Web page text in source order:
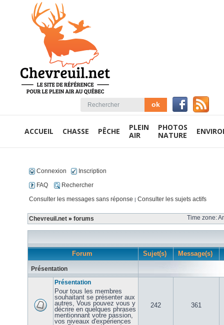
ACCUEIL CHASSE PÊCHE
PLEIN
AIR
PHOTOS
NATURE
Connexion
Inscription
FAQ
Rechercher
Consulter les messages sans réponse | Consulter les sujets actifs
Chevreuil.net » forums Time zone:
Forum Sujet(s) Message(s)
Présentation
Présentation
Pour tous les membres
souhaitant se présenter aux
autres, Vous pouvez vous y
décrire en quelques phrases
mentionnant votre passion,
vos niveaux d'expériences
242 361